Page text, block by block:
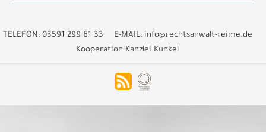
TELEFON: 03591 299 61 33 E-MAIL: info@rechtsanwalt-reime.de
Kooperation Kanzlei Kunkel